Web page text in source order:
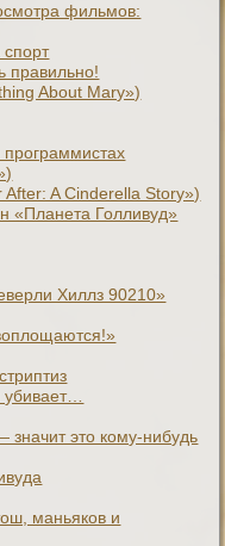
фильмов:
правильно!
About Mary»)
программистах
A Cinderеlla Story»)
«Планета Голливуд»
Хиллз 90210»
убивает…
это кому-нибудь
маньяков и